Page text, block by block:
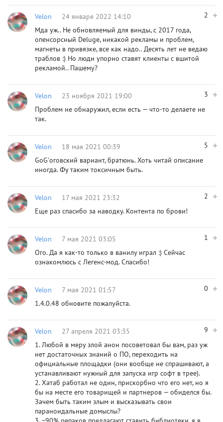
2
Velon
24 января 2022 14:10
Мда уж.. Не обновляемый для винды, c 2017 года,
опенсорсный Deluge, никакой рекламы и проблем,
магнеты в привязке, все как надо.. Десять лет не ведаю
траблов :) Но люди упорно ставят клиенты с вшитой
рекламой.. Пашему?
3
Velon
23 ноября 2021 19:00
Проблем не обнаружил, если есть — что-то делаете не
так.
5
Velon
18 мая 2021 00:39
GoG'оговский вариант, братюнь. Хоть читай описание
иногда. Фу таким токсичным быть.
2
Velon
17 мая 2021 23:32
Еще раз спасибо за наводку. Контента по брови!
1
Velon
7 мая 2021 03:05
Ого. Да я как-то только в ванилу играл :) Сейчас
ознакомлюсь с Легенс-мод. Спасибо!
0
Velon
7 мая 2021 01:57
1.4.0.48 обновите пожалуйста.
9
Velon
27 апреля 2021 03:35
1. Любой в меру злой анон посоветовал бы вам, раз уж
нет достаточных знаний о ПО, переходить на
официальные площадки (они вообще не спрашивают, а
устанавливают нужный для запуска игр софт в трее).
2. Хатаб работал не один, прискорбно что его нет, но я
бы на месте его товарищей и партнеров — обиделся бы.
Зачем быть таким злым и высказывать свои
параноидальные домыслы?